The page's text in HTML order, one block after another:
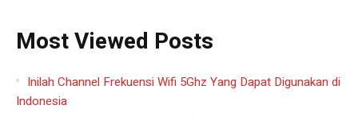
Most Viewed Posts
Inilah Channel Frekuensi Wifi 5Ghz Yang Dapat Digunakan di
Indonesia